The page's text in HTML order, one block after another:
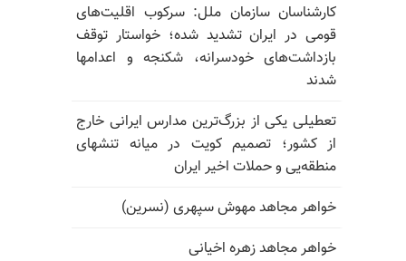
کارشناسان سازمان ملل: سرکوب اقلیت‌های
قومی در ایران تشدید شده؛ خواستار توقف
بازداشت‌های خودسرانه، شکنجه و اعدامها
شدند
تعطیلی یکی از بزرگ‌ترین مدارس ایرانی خارج
از کشور؛ تصمیم کویت در میانه تنشهای
منطقه‌یی و حملات اخیر ایران
خواهر مجاهد مهوش سپهری (نسرین)
خواهر مجاهد زهره اخیانی